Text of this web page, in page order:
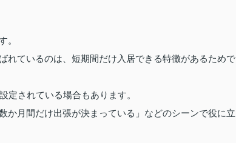
。
れているのは、短期間だけ入居できる特徴があるためで
定されている場合もあります。
か月間だけ出張が決まっている」などのシーンで役に立